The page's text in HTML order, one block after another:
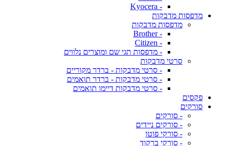
- Kyocera
מדפסות מדבקות
מדפסות מדבקות
- Brother
- Citizen
- מדפסות תגי שם ומוצרים נלווים
סרטי מדבקות
- סרטי מדבקות - ברדר מקוריים
- סרטי מדבקות - ברדר תואמים
- סרטי מדבקות דיימו תואמים
פקסים
סורקים
- סורקים
- סורקים ניידים
- סורקי פוטו
- סורקי ברקוד